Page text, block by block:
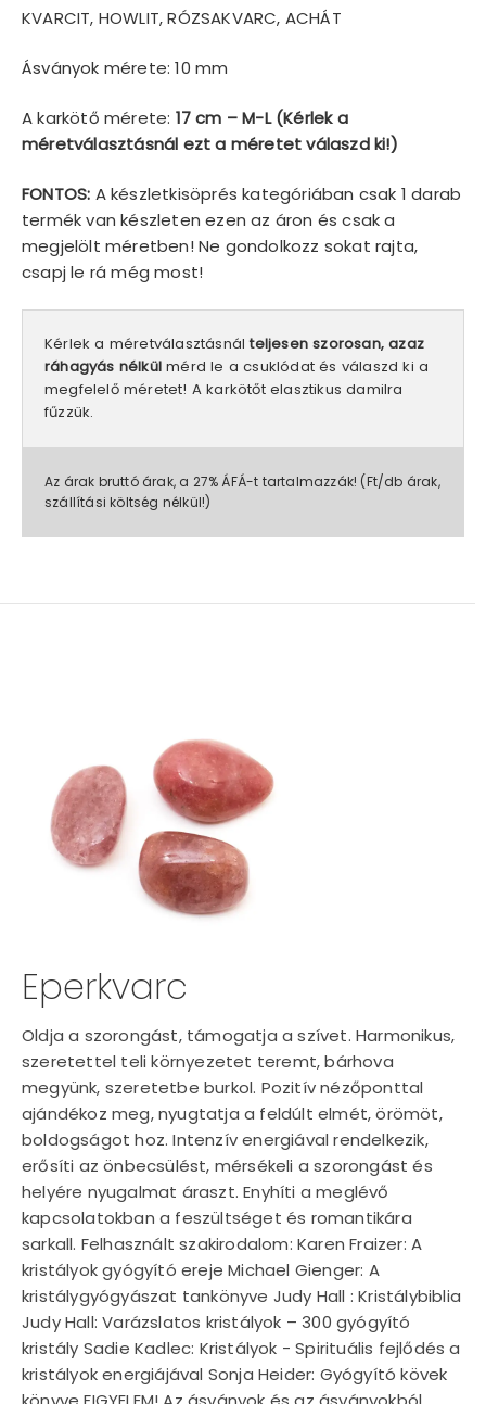
KVARCIT, HOWLIT, RÓZSAKVARC, ACHÁT
Ásványok mérete: 10 mm
A karkötő mérete: 17 cm – M-L (Kérlek a
méretválasztásnál ezt a méretet válaszd ki!)
FONTOS: A készletkisöprés kategóriában csak 1 darab
termék van készleten ezen az áron és csak a
megjelölt méretben! Ne gondolkozz sokat rajta,
csapj le rá még most!
Kérlek a méretválasztásnálteljesen szorosan, azaz
ráhagyás nélkül mérd le a csuklódat és válaszd ki a
megfelelő méretet! A karkötőt elasztikus damilra
fűzzük.
Az árak bruttó árak, a 27% ÁFÁ-t tartalmazzák! (Ft/db árak,
szállítási költség nélkül!)
Eperkvarc
Oldja a szorongást, támogatja a szívet. Harmonikus,
szeretettel teli környezetet teremt, bárhova
megyünk, szeretetbe burkol. Pozitív nézőponttal
ajándékoz meg, nyugtatja a feldúlt elmét, örömöt,
boldogságot hoz. Intenzív energiával rendelkezik,
erősíti az önbecsülést, mérsékeli a szorongást és
helyére nyugalmat áraszt. Enyhíti a meglévő
kapcsolatokban a feszültséget és romantikára
sarkall. Felhasznált szakirodalom: Karen Fraizer: A
kristályok gyógyító ereje Michael Gienger: A
kristálygyógyászat tankönyve Judy Hall : Kristálybiblia
Judy Hall: Varázslatos kristályok – 300 gyógyító
kristály Sadie Kadlec: Kristályok - Spirituális fejlődés a
kristályok energiájával Sonja Heider: Gyógyító kövek